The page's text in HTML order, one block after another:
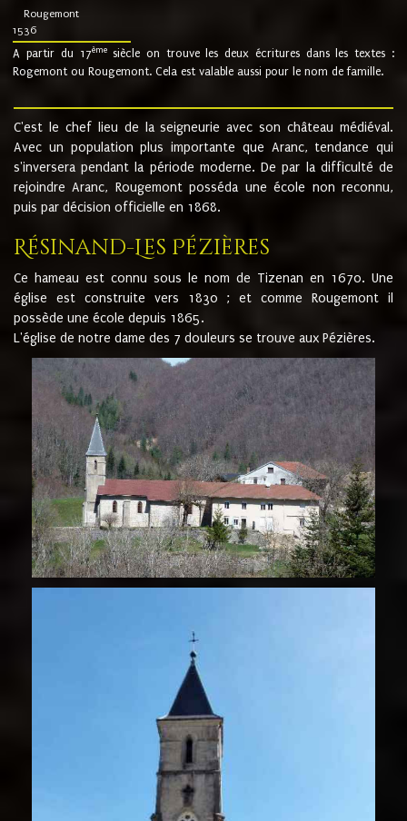
Rougemont
1536
A partir du 17ème siècle on trouve les deux écritures dans les textes :
Rogemont ou Rougemont. Cela est valable aussi pour le nom de famille.
C'est le chef lieu de la seigneurie avec son château médiéval.
Avec un population plus importante que Aranc, tendance qui
s'inversera pendant la période moderne. De par la difficulté de
rejoindre Aranc, Rougemont posséda une école non reconnu,
puis par décision officielle en 1868.
Résinand-Les Pézières
Ce hameau est connu sous le nom de Tizenan en 1670. Une
église est construite vers 1830 ; et comme Rougemont il
possède une école depuis 1865.
L'église de notre dame des 7 douleurs se trouve aux Pézières.